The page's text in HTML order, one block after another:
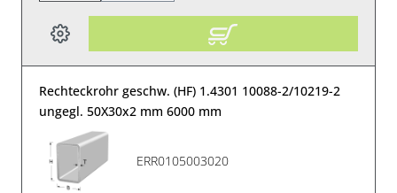
Rechteckrohr geschw. (HF) 1.4301 10088-2/10219-2
ungegl. 50X30x2 mm 6000 mm
ERR0105003020